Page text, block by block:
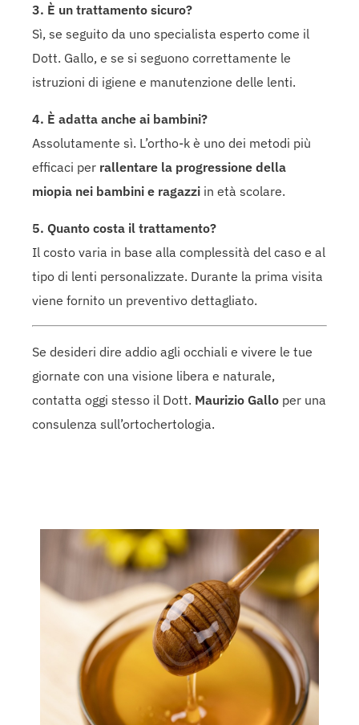
3. È un trattamento sicuro?
Sì, se seguito da uno specialista esperto come il
Dott. Gallo, e se si seguono correttamente le
istruzioni di igiene e manutenzione delle lenti.
4. È adatta anche ai bambini?
Assolutamente sì. L’ortho-k è uno dei metodi più
efficaci per rallentare la progressione della
miopia nei bambini e ragazzi in età scolare.
5. Quanto costa il trattamento?
Il costo varia in base alla complessità del caso e al
tipo di lenti personalizzate. Durante la prima visita
viene fornito un preventivo dettagliato.
Se desideri dire addio agli occhiali e vivere le tue
giornate con una visione libera e naturale,
contatta oggi stesso il Dott. Maurizio Gallo per una
consulenza sull’ortochertologia.